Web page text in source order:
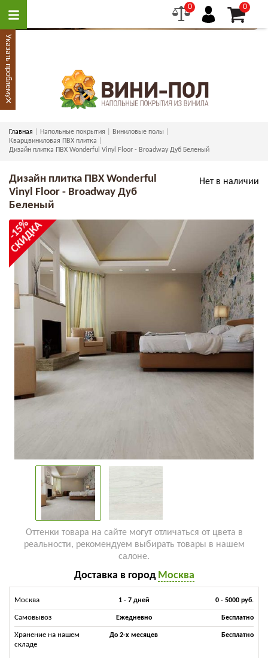
0 0
Главная Напольные покрытия
Виниловые полы
Кварцвиниловая ПВХ плитка
Дизайн плитка ПВХ Wonderful Vinyl Floor - Broadway Дуб Беленый
Нет в наличии
Дизайн плитка ПВХ Wonderful
Vinyl Floor - Broadway Дуб
Беленый
-15%
СКИДКА
Оттенки товара на сайте могут отличаться от цвета в
реальности, рекомендуем выбирать товары в нашем
салоне.
Доставка в город Москва
Москва 1 - 7 дней 0 - 5000 руб.
Самовывоз Ежедневно Бесплатно
Хранение на нашем
складе
До 2-х месяцев Бесплатно
Указать проблему
×